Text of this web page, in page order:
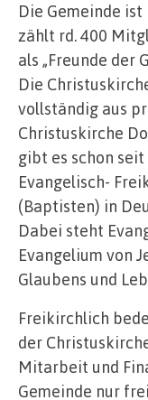
Die Gemeinde
zählt rd. 400
als „Freunde der
Die
vollständig aus
Christuskirche
gibt es schon
Evangelisch-
(Baptisten) in
Dabei steht
Evangelium von
Glaubens und
Freikirchlich
der
Mitarbeit und
Gemeinde nur